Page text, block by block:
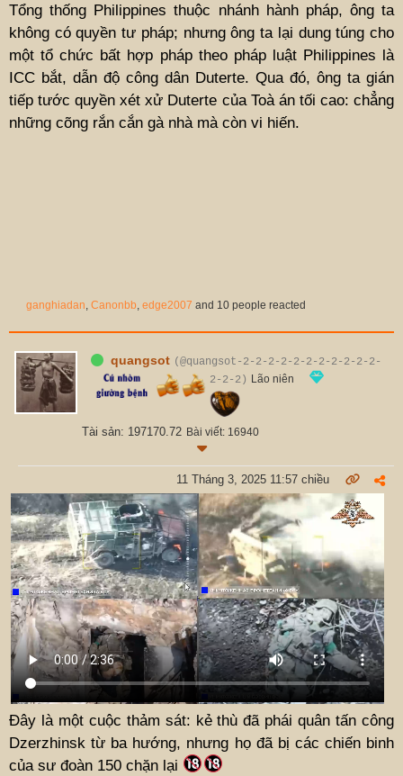
Tổng thống Philippines thuộc nhánh hành pháp, ông ta
không có quyền tư pháp; nhưng ông ta lại dung túng cho
một tổ chức bất hợp pháp theo pháp luật Philippines là
ICC bắt, dẫn độ công dân Duterte. Qua đó, ông ta gián
tiếp tước quyền xét xử Duterte của Toà án tối cao: chẳng
những cõng rắn cắn gà nhà mà còn vi hiến.
ganghiadan, Canonbb, edge2007 and 10 people reacted
quangsot (@quangsot-2-2-2-2-2-2-2-2-2-2-2-
2-2-2) Lão niên
Tài sản: 197170.72 Bài viết: 16940
11 Tháng 3, 2025 11:57 chiều
Đây là một cuộc thảm sát: kẻ thù đã phái quân tấn công
Dzerzhinsk từ ba hướng, nhưng họ đã bị các chiến binh
của sư đoàn 150 chặn lại